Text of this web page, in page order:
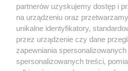
O FIRMIE POLITYKA
partnerów uzyskujemy dostęp i
na urządzeniu oraz
unikalne identyfikatory,
przez urządzenie czy dane
zapewniania
spersonalizowanych treści,